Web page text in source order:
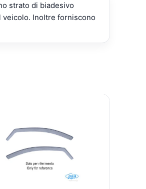
strato di biadesivo
veicolo. Inoltre forniscono
€73,81.